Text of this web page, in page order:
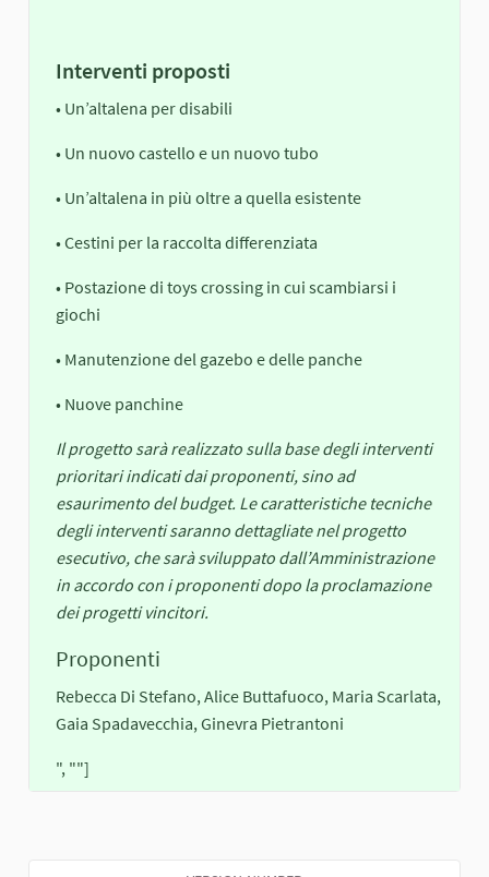
Interventi proposti
• Un’altalena per disabili
• Un nuovo castello e un nuovo tubo
• Un’altalena in più oltre a quella esistente
• Cestini per la raccolta differenziata
• Postazione di toys crossing in cui scambiarsi i
giochi
• Manutenzione del gazebo e delle panche
• Nuove panchine
Il progetto sarà realizzato sulla base degli interventi
prioritari indicati dai proponenti, sino ad
esaurimento del budget. Le caratteristiche tecniche
degli interventi saranno dettagliate nel progetto
esecutivo, che sarà sviluppato dall’Amministrazione
in accordo con i proponenti dopo la proclamazione
dei progetti vincitori.
Proponenti
Rebecca Di Stefano, Alice Buttafuoco, Maria Scarlata,
Gaia Spadavecchia, Ginevra Pietrantoni
", ""]